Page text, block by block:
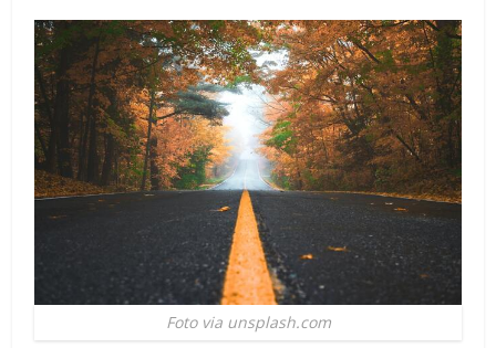
Foto via unsplash.com